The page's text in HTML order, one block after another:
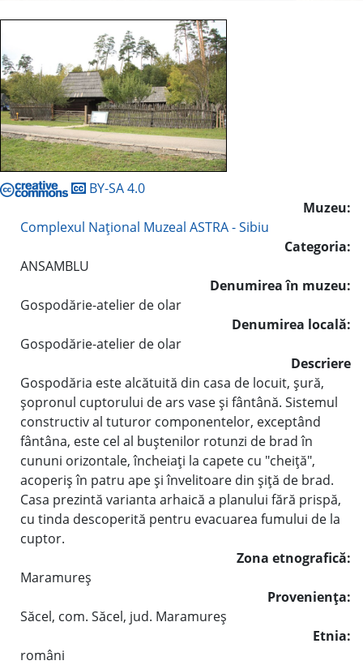
BY-SA 4.0
Muzeu:
Complexul Naţional Muzeal ASTRA - Sibiu
Categoria:
ANSAMBLU
Denumirea în muzeu:
Gospodărie-atelier de olar
Denumirea locală:
Gospodărie-atelier de olar
Descriere
Gospodăria este alcătuită din casa de locuit, şură,
şopronul cuptorului de ars vase şi fântână. Sistemul
constructiv al tuturor componentelor, exceptând
fântâna, este cel al buştenilor rotunzi de brad în
cununi orizontale, încheiaţi la capete cu "cheiţă",
acoperiş în patru ape şi învelitoare din şiţă de brad.
Casa prezintă varianta arhaică a planului fără prispă,
cu tinda descoperită pentru evacuarea fumului de la
cuptor.
Zona etnografică:
Maramureş
Provenienţa:
Săcel, com. Săcel, jud. Maramureş
Etnia:
români